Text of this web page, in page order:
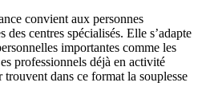
convient aux personnes
des centres spécialisés. Elle s’adapte
importantes comme les
professionnels déjà en activité
trouvent dans ce format la souplesse